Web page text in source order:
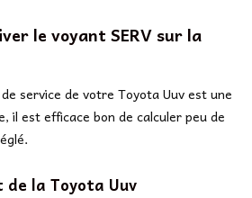
le voyant SERV sur la
service de votre Toyota Uuv est une
il est efficace bon de calculer peu de
la Toyota Uuv